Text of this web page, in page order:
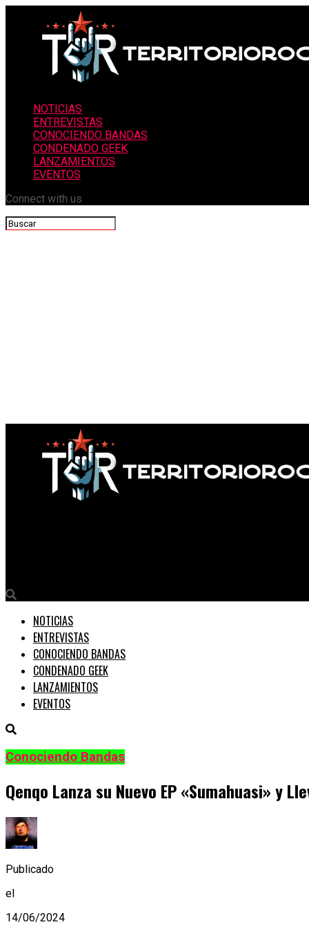
NOTICIAS
ENTREVISTAS
CONOCIENDO BANDAS
CONDENADO GEEK
LANZAMIENTOS
EVENTOS
Connect with us
NOTICIAS
ENTREVISTAS
CONOCIENDO BANDAS
CONDENADO GEEK
LANZAMIENTOS
EVENTOS
Conociendo Bandas
Qenqo Lanza su Nuevo EP «Sumahuasi» y
Publicado
el
14/06/2024